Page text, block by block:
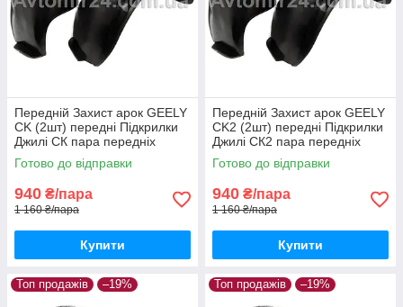
Передній Захист арок GEELY
СK (2шт) передні Підкрилки
Джилі СК пара передніх
Готово до відправки
940 ₴/пара
1 160 ₴/пара
Купити
Передній Захист арок GEELY
СK2 (2шт) передні Підкрилки
Джилі СК2 пара передніх
Готово до відправки
940 ₴/пара
1 160 ₴/пара
Купити
Топ продажів –19% Топ продажів –19%